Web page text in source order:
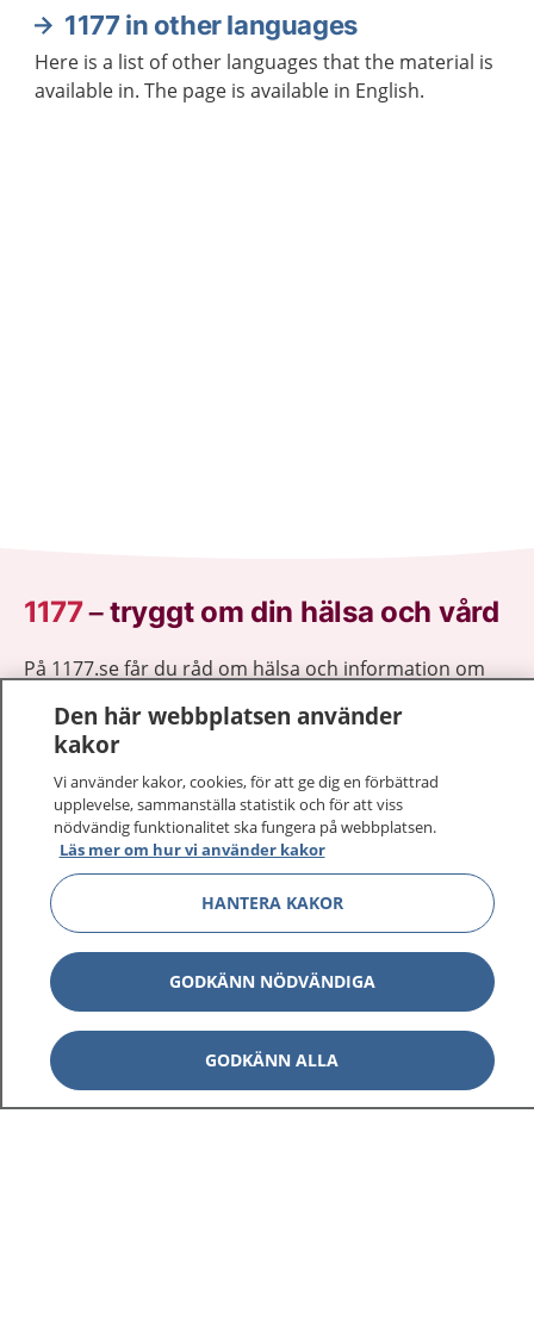
1177 in other languages
Here is a list of other languages that the material is
available in. The page is available in English.
1177–tryggt om din hälsa och vård
På 1177.se får du råd om hälsa och information om
Logga in för att läsa din journal och göra dina
vårdärenden. Ring telefonnummer 1177 för
sjukvårdsrådgivning dygnet runt.
1177 ger dig råd när du vill må bättre.
1177 på flera språk Show
Om 1177 Show
Show
Den här webbplatsen använder
kakor
Vi använder kakor, cookies, för att ge dig en förbättrad
upplevelse, sammanställa statistik och för att viss
nödvändig funktionalitet ska fungera på webbplatsen.
Läs mer om hur vi använder kakor
HANTERA KAKOR
GODKÄNN NÖDVÄNDIGA
GODKÄNN ALLA